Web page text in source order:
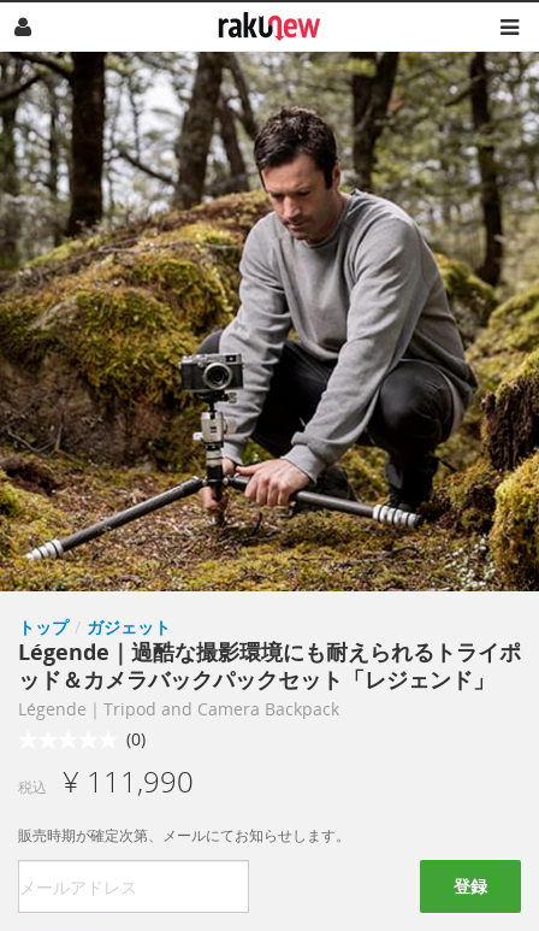
トップ / ガジェット
Légende｜過酷な撮影環境にも耐えられるトライポ
ッド＆カメラバックパックセット「レジェンド」
Légende｜Tripod and Camera Backpack
(0)
税込 ¥ 111,990
販売時期が確定次第、メールにてお知らせします。
登録